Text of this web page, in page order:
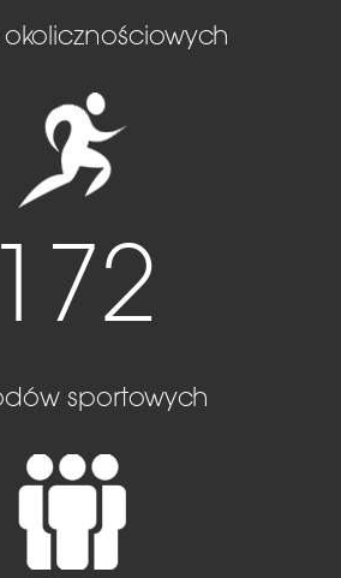
okolicznościowych
172
sportowych